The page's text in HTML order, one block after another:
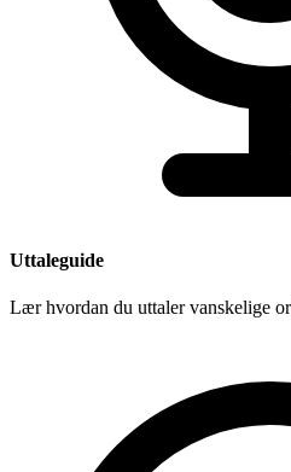
Uttaleguide
Lær hvordan du uttaler vanskelige